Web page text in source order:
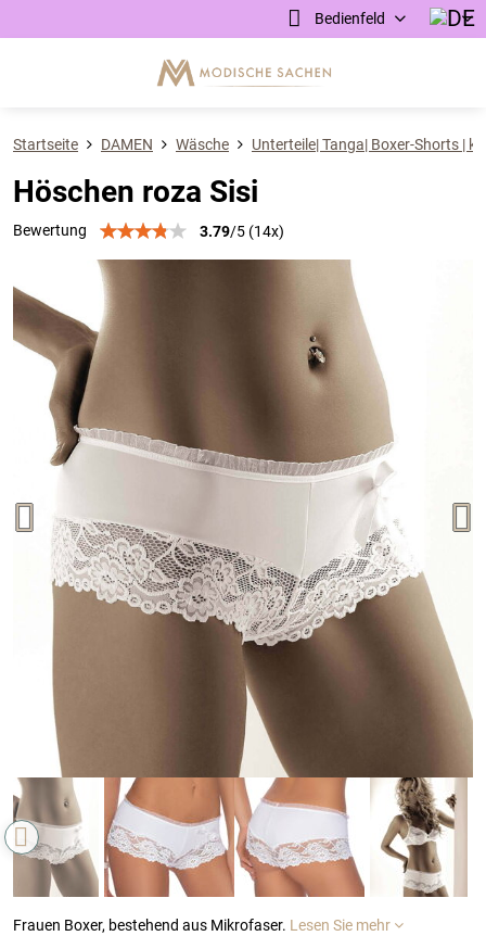
Bedienfeld
Startseite DAMEN Wäsche Unterteile| Tanga| Boxer-Shorts |
Höschen roza Sisi
Bewertung 3.79/5 (14x)
Frauen Boxer, bestehend aus Mikrofaser. Lesen Sie mehr